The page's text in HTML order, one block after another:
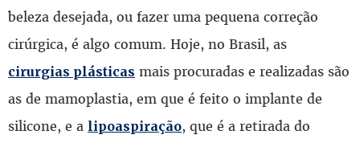
beleza desejada, ou fazer uma pequena correção
cirúrgica, é algo comum. Hoje, no Brasil, as
cirurgias plásticas mais procuradas e realizadas são
as de mamoplastia, em que é feito o implante de
silicone, e a lipoaspiração, que é a retirada do